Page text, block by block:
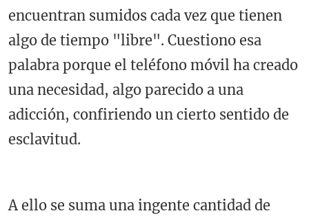
encuentran sumidos cada vez que tienen
algo de tiempo "libre". Cuestiono esa
palabra porque el teléfono móvil ha creado
una necesidad, algo parecido a una
adicción, confiriendo un cierto sentido de
esclavitud.
A ello se suma una ingente cantidad de